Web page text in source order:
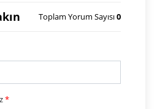
Toplam Yorum Sayısı0
*